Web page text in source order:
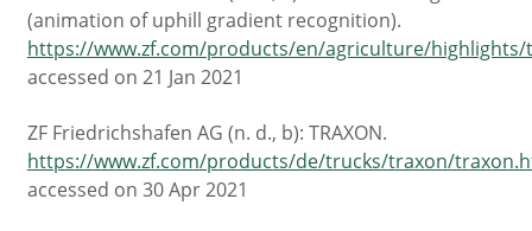
(animation of uphill gradient recognition).
https://www.zf.com/products/en/agriculture/
accessed on 21 Jan 2021
ZF Friedrichshafen AG (n. d., b): TRAXON.
https://www.zf.com/products/de/trucks/traxon/
accessed on 30 Apr 2021